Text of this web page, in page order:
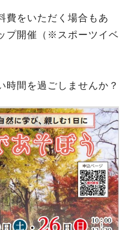
をいただく場合もあ
プ開催（※スポーツイベ
時間を過ごしませんか？